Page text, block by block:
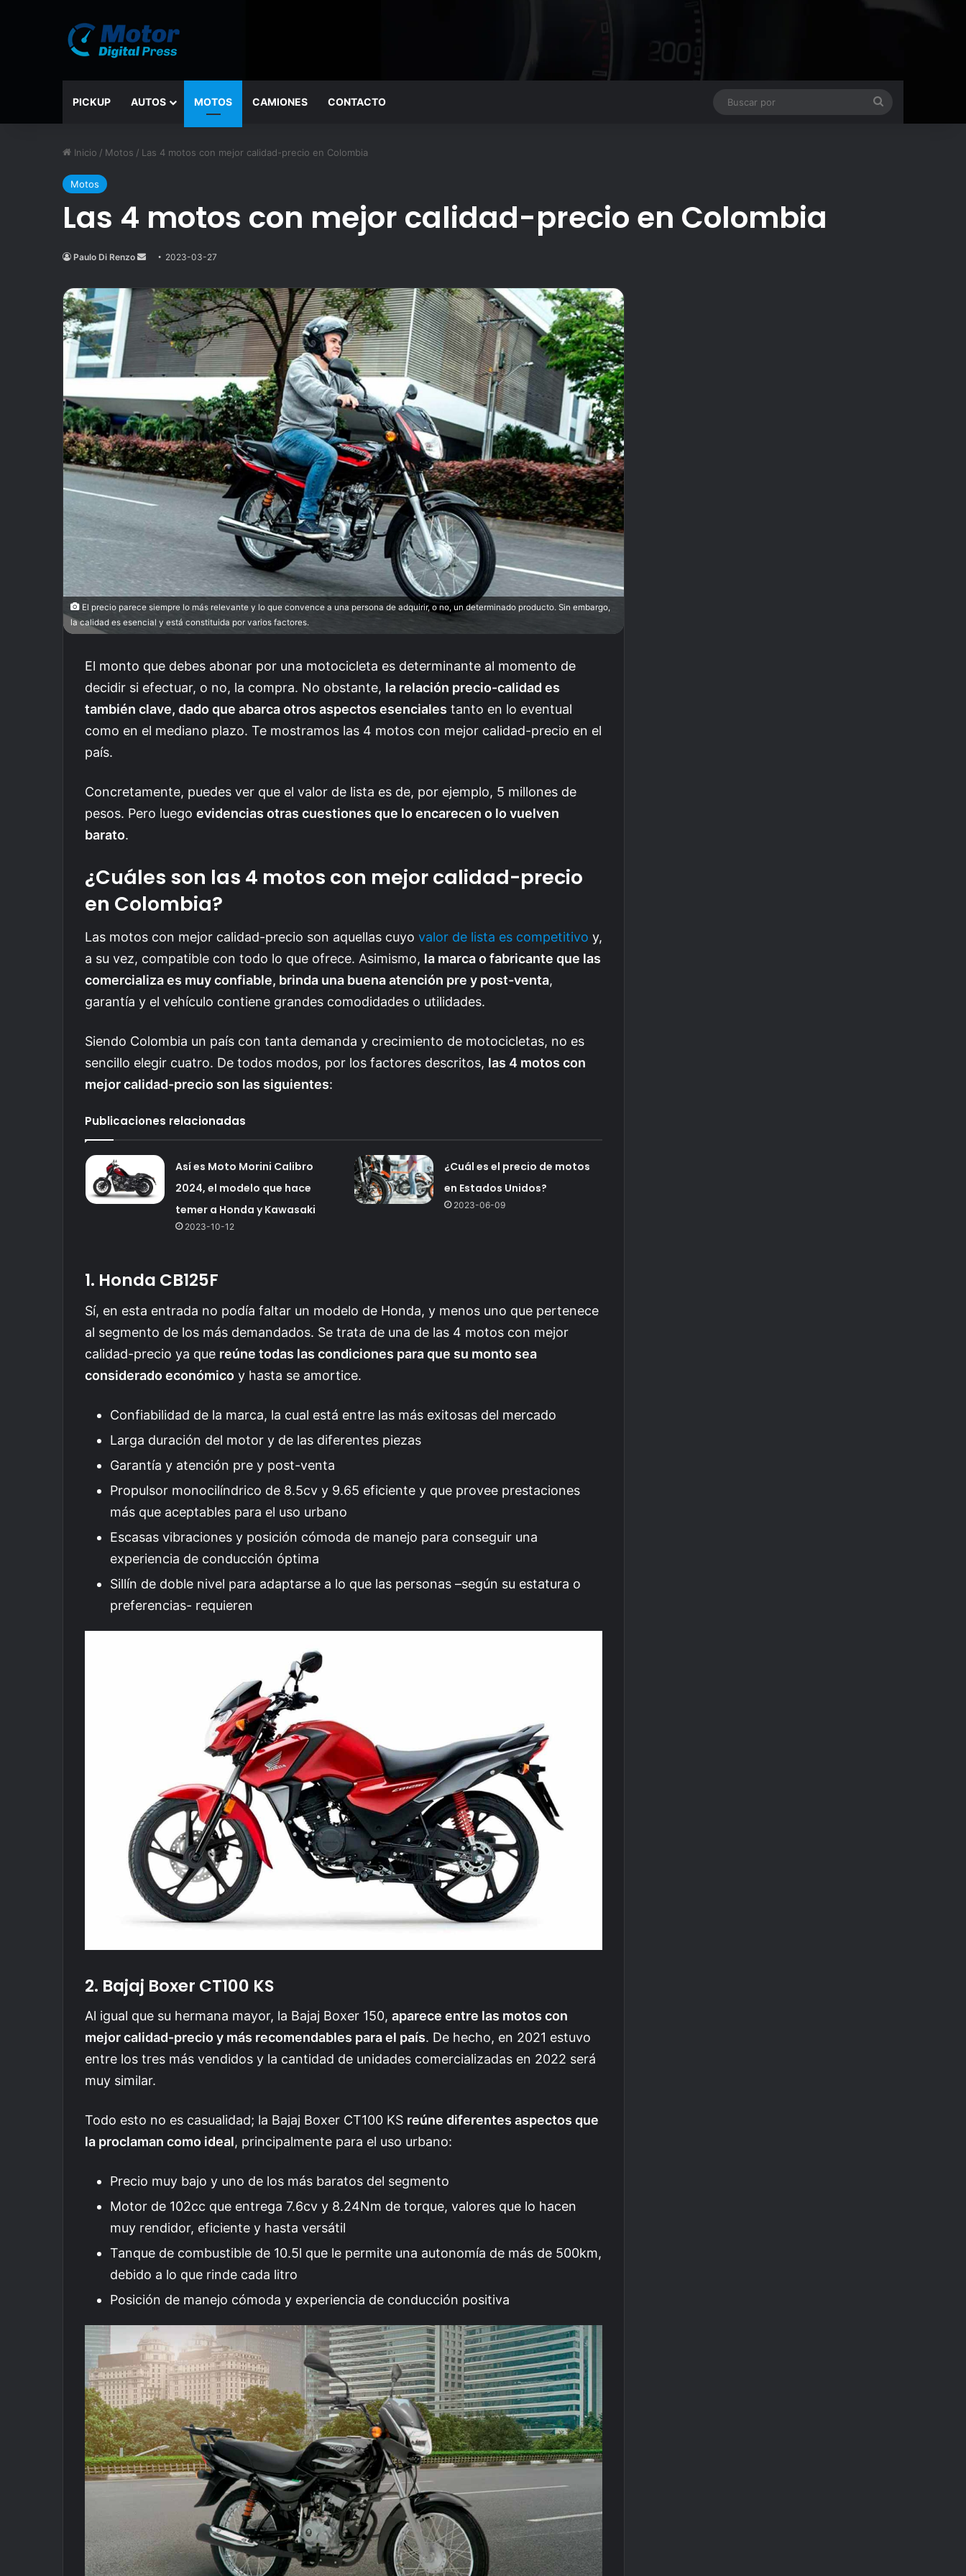
PICKUP AUTOS MOTOS CAMIONES CONTACTO
Inicio / Motos / Las 4 motos con mejor calidad-precio en Colombia
Motos
Las 4 motos con mejor calidad-precio en Colombia
Paulo Di Renzo
Send
email
2023-03-27
El precio parece siempre lo más relevante y lo que convence a una persona de adquirir, o no, un determinado producto. Sin embargo,
la calidad es esencial y está constituida por varios factores.
El monto que debes abonar por una motocicleta es determinante al momento de
decidir si efectuar, o no, la compra. No obstante, la relación precio-calidad es
también clave, dado que abarca otros aspectos esenciales tanto en lo eventual
como en el mediano plazo. Te mostramos las 4 motos con mejor calidad-precio en el
país.
Concretamente, puedes ver que el valor de lista es de, por ejemplo, 5 millones de
pesos. Pero luego evidencias otras cuestiones que lo encarecen o lo vuelven
barato.
¿Cuáles son las 4 motos con mejor calidad-precio
en Colombia?
Las motos con mejor calidad-precio son aquellas cuyo valor de lista es competitivo y,
a su vez, compatible con todo lo que ofrece. Asimismo, la marca o fabricante que las
comercializa es muy confiable, brinda una buena atención pre y post-venta,
garantía y el vehículo contiene grandes comodidades o utilidades.
Siendo Colombia un país con tanta demanda y crecimiento de motocicletas, no es
sencillo elegir cuatro. De todos modos, por los factores descritos, las 4 motos con
mejor calidad-precio son las siguientes:
Publicaciones relacionadas
Así es Moto Morini Calibro
2024, el modelo que hace
temer a Honda y Kawasaki
2023-10-12
¿Cuál es el precio de motos
en Estados Unidos?
2023-06-09
1. Honda CB125F
Sí, en esta entrada no podía faltar un modelo de Honda, y menos uno que pertenece
al segmento de los más demandados. Se trata de una de las 4 motos con mejor
calidad-precio ya que reúne todas las condiciones para que su monto sea
considerado económico y hasta se amortice.
Confiabilidad de la marca, la cual está entre las más exitosas del mercado
Larga duración del motor y de las diferentes piezas
Garantía y atención pre y post-venta
Propulsor monocilíndrico de 8.5cv y 9.65 eficiente y que provee prestaciones
más que aceptables para el uso urbano
Escasas vibraciones y posición cómoda de manejo para conseguir una
experiencia de conducción óptima
Sillín de doble nivel para adaptarse a lo que las personas –según su estatura o
preferencias- requieren
2. Bajaj Boxer CT100 KS
Al igual que su hermana mayor, la Bajaj Boxer 150, aparece entre las motos con
mejor calidad-precio y más recomendables para el país. De hecho, en 2021 estuvo
entre los tres más vendidos y la cantidad de unidades comercializadas en 2022 será
muy similar.
Todo esto no es casualidad; la Bajaj Boxer CT100 KS reúne diferentes aspectos que
la proclaman como ideal, principalmente para el uso urbano:
Precio muy bajo y uno de los más baratos del segmento
Motor de 102cc que entrega 7.6cv y 8.24Nm de torque, valores que lo hacen
muy rendidor, eficiente y hasta versátil
Tanque de combustible de 10.5l que le permite una autonomía de más de 500km,
debido a lo que rinde cada litro
Posición de manejo cómoda y experiencia de conducción positiva